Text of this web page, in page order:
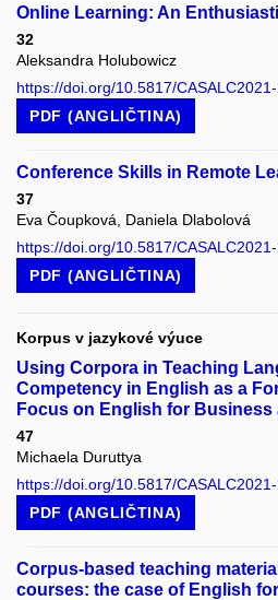
Online Learning: An
32
Aleksandra Holubowicz
https://doi.org/10.5817/
PDF (ANGLIČTINA)
Conference Skills in Remote
37
Eva Čoupková, Daniela Dlabolová
https://doi.org/10.5817/
PDF (ANGLIČTINA)
Korpus v jazykové výuce
Using Corpora in Teaching
Competency in English as a
Focus on English for
47
Michaela Duruttya
https://doi.org/10.5817/
PDF (ANGLIČTINA)
Corpus-based teaching
courses: the case of English